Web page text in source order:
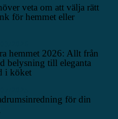
veta om att välja rätt
för hemmet eller
hemmet 2026: Allt från
belysning till eleganta
i köket
för din